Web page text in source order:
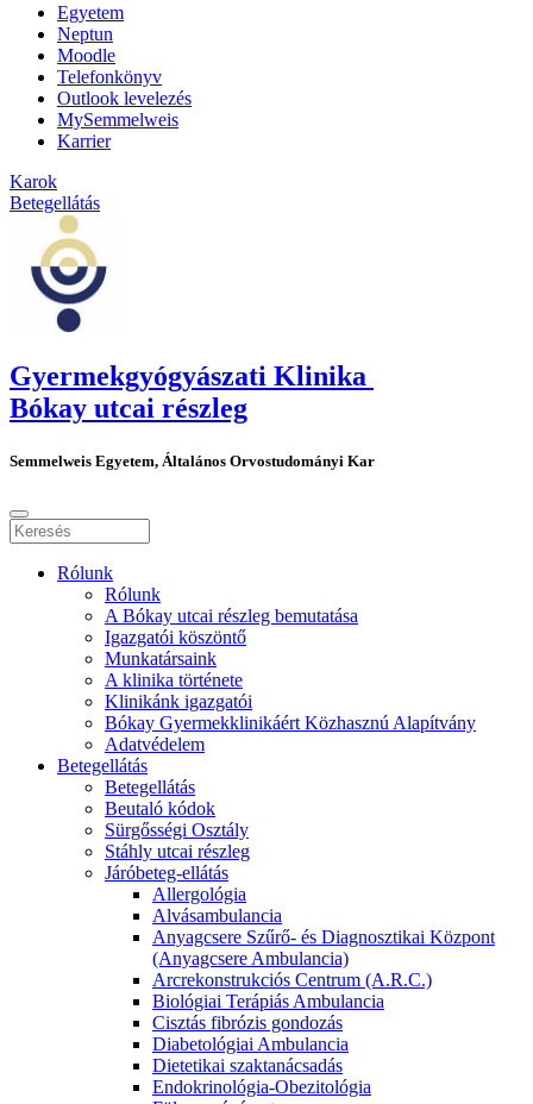
Egyetem
Neptun
Moodle
Telefonkönyv
Outlook levelezés
MySemmelweis
Karrier
Karok
Betegellátás
Gyermekgyógyászati Klinika
Bókay utcai részleg
Semmelweis Egyetem, Általános Orvostudományi Kar
Rólunk
Rólunk
A Bókay utcai részleg bemutatása
Igazgatói köszöntő
Munkatársaink
A klinika története
Klinikánk igazgatói
Bókay Gyermekklinikáért Közhasznú Alapítvány
Adatvédelem
Betegellátás
Betegellátás
Beutaló kódok
Sürgősségi Osztály
Stáhly utcai részleg
Járóbeteg-ellátás
Allergológia
Alvásambulancia
Anyagcsere Szűrő- és Diagnosztikai Központ
(Anyagcsere Ambulancia)
Arcrekonstrukciós Centrum (A.R.C.)
Biológiai Terápiás Ambulancia
Cisztás fibrózis gondozás
Diabetológiai Ambulancia
Dietetikai szaktanácsadás
Endokrinológia-Obezitológia